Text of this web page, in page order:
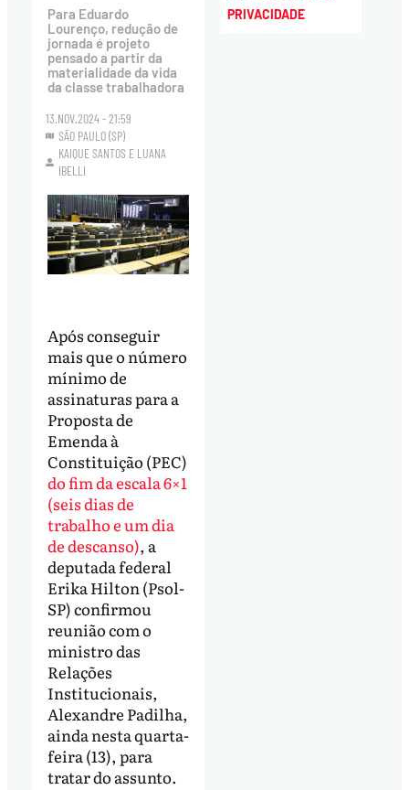
Para Eduardo
Lourenço, redução de
jornada é projeto
pensado a partir da
materialidade da vida
da classe trabalhadora
13.NOV.2024 - 21:59
SÃO PAULO (SP)
KAIQUE SANTOS E LUANA
IBELLI
Após conseguir
mais que o número
mínimo de
assinaturas para a
Proposta de
Emenda à
Constituição (PEC)
do fim da escala 6×1
(seis dias de
trabalho e um dia
de descanso), a
deputada federal
Erika Hilton (Psol-
SP) confirmou
reunião com o
ministro das
Relações
Institucionais,
Alexandre Padilha,
ainda nesta quarta-
feira (13), para
tratar do assunto.
PRIVACIDADE